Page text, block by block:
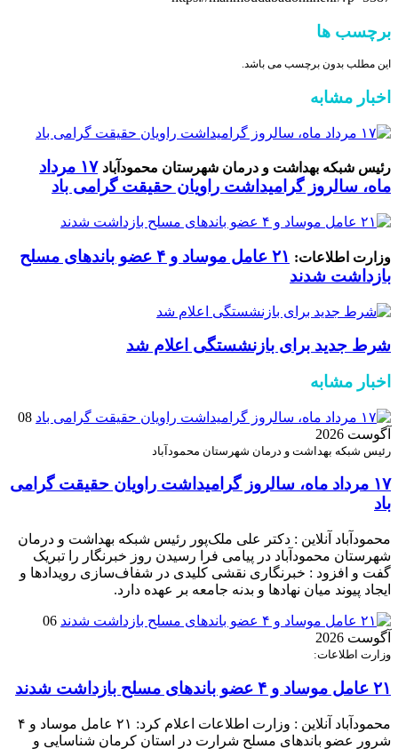
برچسب ها
این مطلب بدون برچسب می باشد.
اخبار مشابه
رئیس شبکه بهداشت و درمان شهرستان محمودآباد
۱۷ مرداد
ماه، سالروز گرامیداشت راویان حقیقت گرامی باد
وزارت اطلاعات:
۲۱ عامل موساد و ۴ عضو باند‌های مسلح
بازداشت شدند
شرط جدید برای بازنشستگی اعلام شد
اخبار مشابه
08
آگوست 2026
رئیس شبکه بهداشت و درمان شهرستان محمودآباد
۱۷ مرداد ماه، سالروز گرامیداشت راویان حقیقت گرامی
باد
محمودآباد آنلاین : دکتر علی ملک‌پور رئیس شبکه بهداشت و درمان
شهرستان محمودآباد در پیامی فرا رسیدن روز خبرنگار را تبریک
گفت و افزود : خبرنگاری نقشی کلیدی در شفاف‌سازی رویدادها و
ایجاد پیوند میان نهادها و بدنه جامعه بر عهده دارد.
06
آگوست 2026
وزارت اطلاعات:
۲۱ عامل موساد و ۴ عضو باند‌های مسلح بازداشت شدند
محمودآباد آنلاین : وزارت اطلاعات اعلام کرد: ۲۱ عامل موساد و ۴
شرور عضو باند‌های مسلح شرارت در استان کرمان شناسایی و